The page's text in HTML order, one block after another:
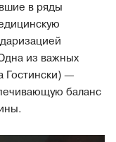
в ряды
из важных
—
баланс